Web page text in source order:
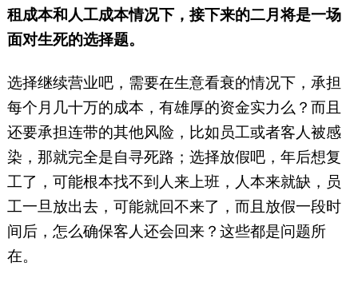
租成本和人工成本情况下，接下来的二月将是一场
面对生死的选择题。
选择继续营业吧，需要在生意看衰的情况下，承担
每个月几十万的成本，有雄厚的资金实力么？而且
还要承担连带的其他风险，比如员工或者客人被感
染，那就完全是自寻死路；选择放假吧，年后想复
工了，可能根本找不到人来上班，人本来就缺，员
工一旦放出去，可能就回不来了，而且放假一段时
间后，怎么确保客人还会回来？这些都是问题所
在。